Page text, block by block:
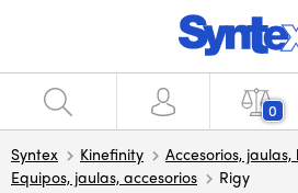
0
Syntex Kinefinity
Accesorios,
Equipos, jaulas, accesorios
Rigy